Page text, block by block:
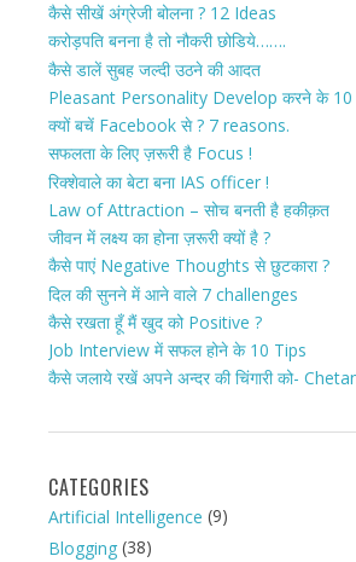
कैसे सीखें अंग्रेजी बोलना ? 12 Ideas
करोड़पति बनना है तो नौकरी छोडिये…….
कैसे डालें सुबह जल्दी उठने की आदत
Pleasant Personality Develop करने के 10
क्यों बचें Facebook से ? 7 reasons.
सफलता के लिए ज़रूरी है Focus !
रिक्शेवाले का बेटा बना IAS officer !
Law of Attraction – सोच बनती है हकीक़त
जीवन में लक्ष्य का होना ज़रूरी क्यों है ?
कैसे पाएं Negative Thoughts से छुटकारा ?
दिल की सुनने में आने वाले 7 challenges
कैसे रखता हूँ मैं खुद को Positive ?
Job Interview में सफल होने के 10 Tips
कैसे जलाये रखें अपने अन्दर की चिंगारी को-
CATEGORIES
Artificial Intelligence (9)
Blogging(38)